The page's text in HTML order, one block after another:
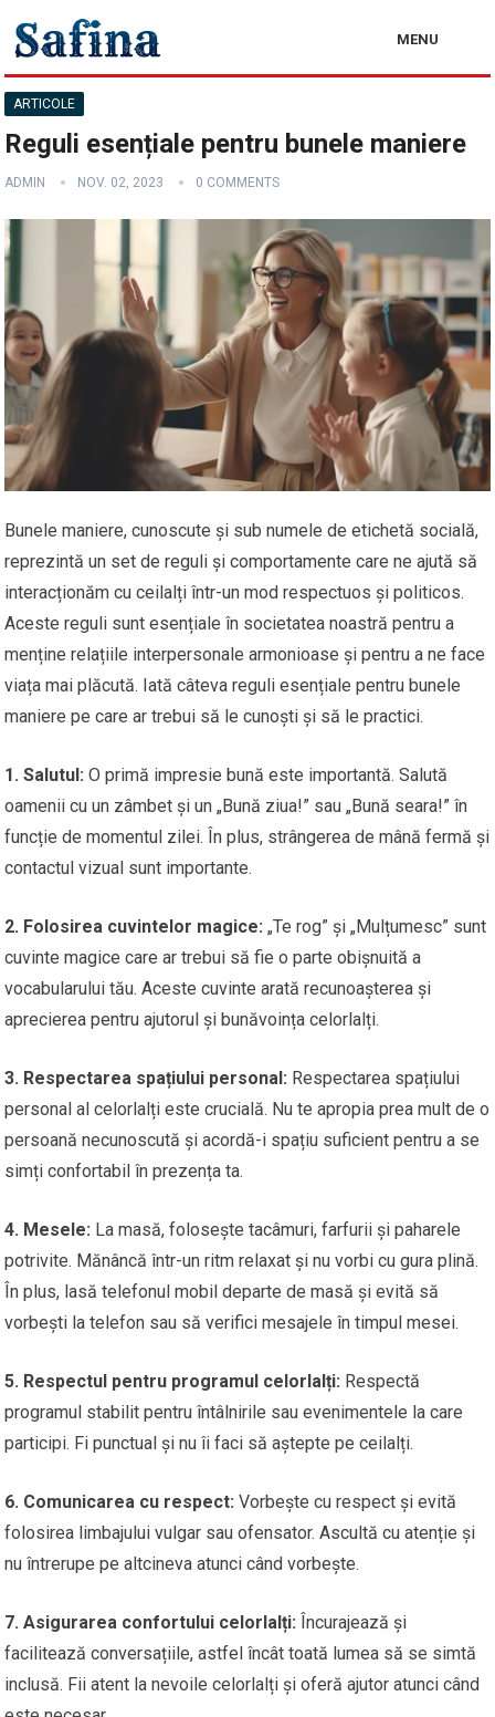
MENU
ARTICOLE
Reguli esențiale pentru bunele maniere
ADMIN NOV. 02, 2023 0 COMMENTS
Bunele maniere, cunoscute și sub numele de etichetă socială,
reprezintă un set de reguli și comportamente care ne ajută să
interacționăm cu ceilalți într-un mod respectuos și politicos.
Aceste reguli sunt esențiale în societatea noastră pentru a
menține relațiile interpersonale armonioase și pentru a ne face
viața mai plăcută. Iată câteva reguli esențiale pentru bunele
maniere pe care ar trebui să le cunoști și să le practici.
1. Salutul: O primă impresie bună este importantă. Salută
oamenii cu un zâmbet și un „Bună ziua!” sau „Bună seara!” în
funcție de momentul zilei. În plus, strângerea de mână fermă și
contactul vizual sunt importante.
2. Folosirea cuvintelor magice: „Te rog” și „Mulțumesc” sunt
cuvinte magice care ar trebui să fie o parte obișnuită a
vocabularului tău. Aceste cuvinte arată recunoașterea și
aprecierea pentru ajutorul și bunăvoința celorlalți.
3. Respectarea spațiului personal: Respectarea spațiului
personal al celorlalți este crucială. Nu te apropia prea mult de o
persoană necunoscută și acordă-i spațiu suficient pentru a se
simți confortabil în prezența ta.
4. Mesele: La masă, folosește tacâmuri, farfurii și paharele
potrivite. Mănâncă într-un ritm relaxat și nu vorbi cu gura plină.
În plus, lasă telefonul mobil departe de masă și evită să
vorbești la telefon sau să verifici mesajele în timpul mesei.
5. Respectul pentru programul celorlalți: Respectă
programul stabilit pentru întâlnirile sau evenimentele la care
participi. Fi punctual și nu îi faci să aștepte pe ceilalți.
6. Comunicarea cu respect: Vorbește cu respect și evită
folosirea limbajului vulgar sau ofensator. Ascultă cu atenție și
nu întrerupe pe altcineva atunci când vorbește.
7. Asigurarea confortului celorlalți: Încurajează și
facilitează conversațiile, astfel încât toată lumea să se simtă
inclusă. Fii atent la nevoile celorlalți și oferă ajutor atunci când